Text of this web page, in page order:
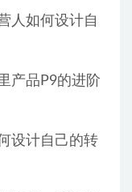
人如何设计自
产品P9的进阶
设计自己的转